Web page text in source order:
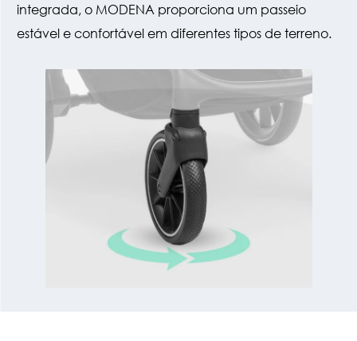
integrada, o MODENA proporciona um passeio
estável e confortável em diferentes tipos de terreno.